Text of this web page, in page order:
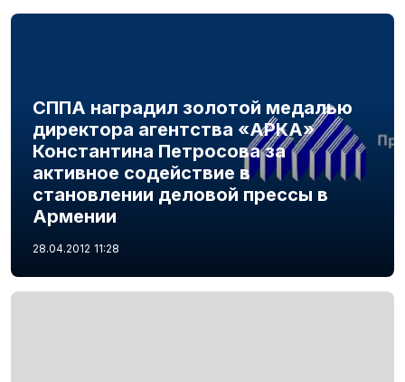
СППА наградил золотой медалью
директора агентства «АРКА»
Константина Петросова за
активное содействие в
становлении деловой прессы в
Армении
28.04.2012 11:28